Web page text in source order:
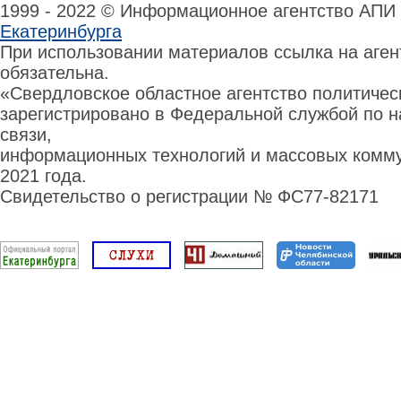
1999 - 2022 © Информационное агентство
Екатеринбурга
При использовании материалов ссылка на
обязательна.
«Свердловское областное агентство
зарегистрировано в Федеральной службой по
связи,
информационных технологий и массовых
2021 года.
Свидетельство о регистрации № ФС77-82171